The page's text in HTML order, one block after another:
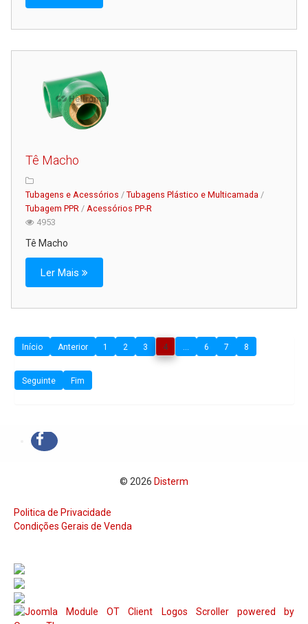
Tê Macho
Tubagens e Acessórios / Tubagens Plástico e Multicamada /
Tubagem PPR / Acessórios PP-R
4953
Tê Macho
Ler Mais
Início Anterior 1 2 3 4 ... 6 7 8
Seguinte Fim
© 2026 Disterm
Politica de Privacidade
Condições Gerais de Venda